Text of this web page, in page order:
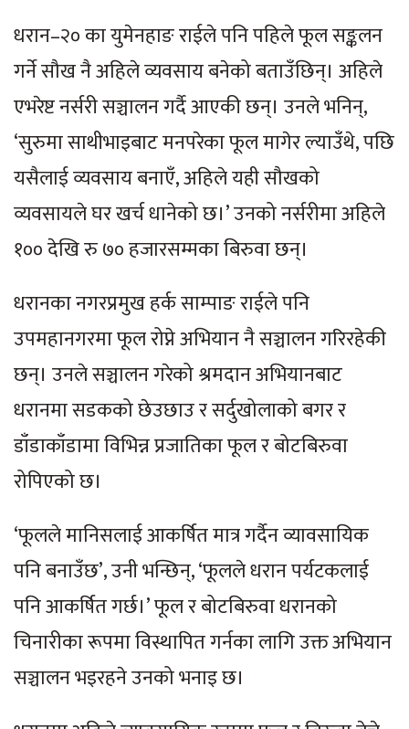
धरान–२० का युमेनहाङ राईले पनि पहिले फूल सङ्कलन
गर्ने सौख नै अहिले व्यवसाय बनेको बताउँछिन्। अहिले
एभरेष्ट नर्सरी सञ्चालन गर्दै आएकी छन्। उनले भनिन्,
‘सुरुमा साथीभाइबाट मनपरेका फूल मागेर ल्याउँथे, पछि
यसैलाई व्यवसाय बनाएँ, अहिले यही सौखको
व्यवसायले घर खर्च धानेको छ।’ उनको नर्सरीमा अहिले
१०० देखि रु ७० हजारसम्मका बिरुवा छन्।
धरानका नगरप्रमुख हर्क साम्पाङ राईले पनि
उपमहानगरमा फूल रोप्ने अभियान नै सञ्चालन गरिरहेकी
छन्। उनले सञ्चालन गरेको श्रमदान अभियानबाट
धरानमा सडकको छेउछाउ र सर्दुखोलाको बगर र
डाँडाकाँडामा विभिन्न प्रजातिका फूल र बोटबिरुवा
रोपिएको छ।
‘फूलले मानिसलाई आकर्षित मात्र गर्दैन व्यावसायिक
पनि बनाउँछ’, उनी भन्छिन्, ‘फूलले धरान पर्यटकलाई
पनि आकर्षित गर्छ।’ फूल र बोटबिरुवा धरानको
चिनारीका रूपमा विस्थापित गर्नका लागि उक्त अभियान
सञ्चालन भइरहने उनको भनाइ छ।